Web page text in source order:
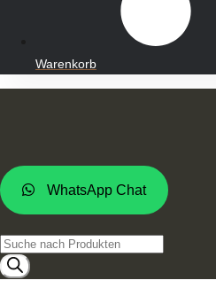
Warenkorb
WhatsApp Chat
Products
search